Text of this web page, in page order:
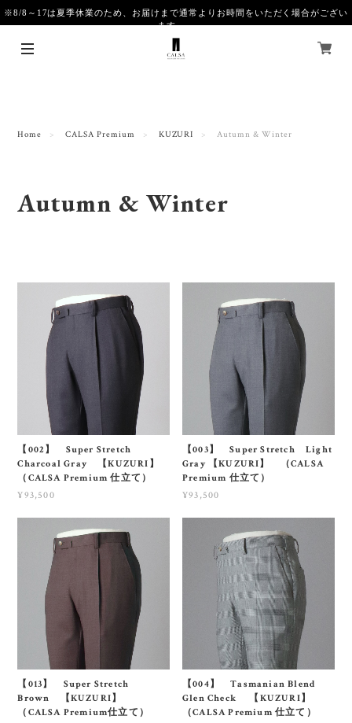
※8/8～17は夏季休業のため、お届けまで通常よりお時間をいただく場合がござい
ます。
Home CALSA Premium KUZURI Autumn & Winter
Autumn & Winter
【002】 Super Stretch
Charcoal Gray 【KUZURI】
（CALSA Premium 仕立て）
¥93,500
【003】 Super Stretch Light
Gray 【KUZURI】 （CALSA
Premium 仕立て）
¥93,500
【013】 Super Stretch
Brown 【KUZURI】
（CALSA Premium仕立て）
【004】 Tasmanian Blend
Glen Check 【KUZURI】
（CALSA Premium 仕立て）